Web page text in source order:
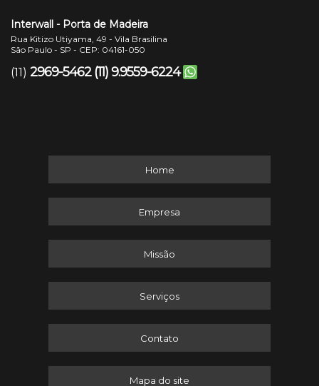
Interwall - Porta de Madeira
Rua Kitizo Utiyama, 49 - Vila Brasilina
São Paulo - SP - CEP: 04161-050
(11) 2969-5462 (11) 9.9559-6224
Home
Empresa
Missão
Serviços
Contato
Mapa do site